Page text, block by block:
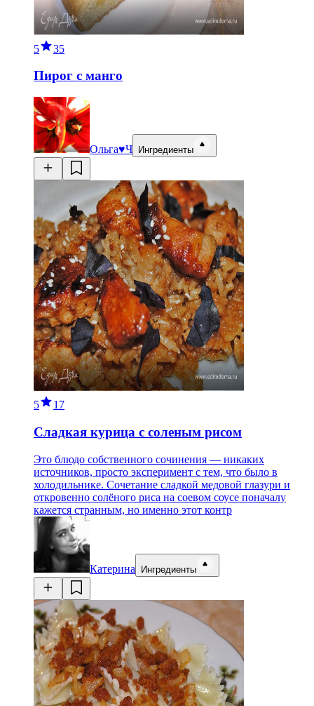
5 35
Пирог с манго
Ольга♥Ч Ингредиенты
5 17
Сладкая курица с соленым рисом
Это блюдо собственного сочинения — никаких
источников, просто эксперимент с тем, что было в
холодильнике. Сочетание сладкой медовой глазури и
откровенно солёного риса на соевом соусе поначалу
кажется странным, но именно этот контр
Катерина Ингредиенты